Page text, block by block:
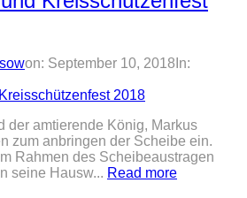
on: September 10, 2018 In:
der amtierende König, Markus
zum anbringen der Scheibe ein.
Rahmen des Scheibeaustragen
seine Hausw... Read more